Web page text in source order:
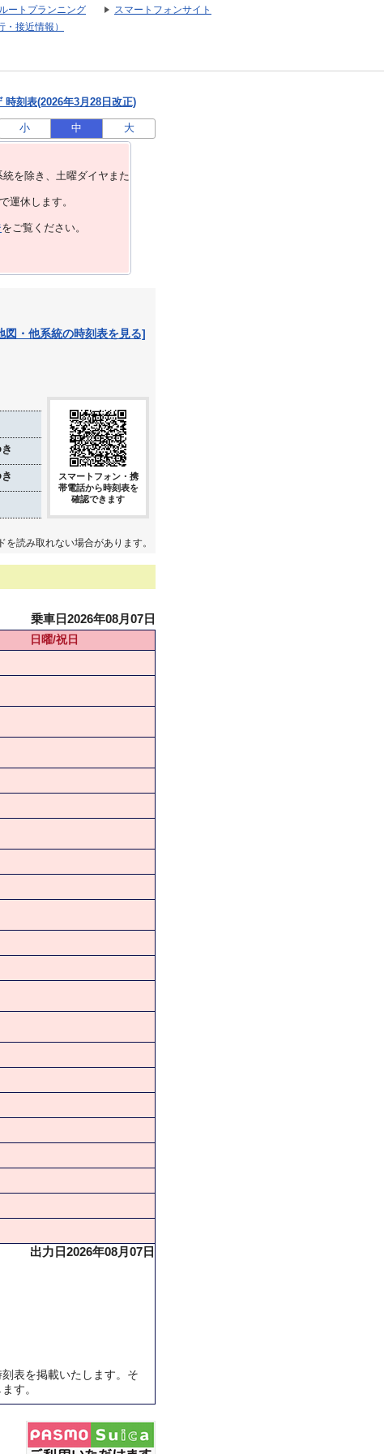
ルートプランニング
スマートフォンサイト
接近情報）
時刻表(2026年3月28日改正)
小 中 大
を除き、⼟曜ダイヤまた
運休します。
をご覧ください。
図・他系統の時刻表を見る]
スマートフォン・携
帯電話から時刻表を
確認できます
読み取れない場合があります。
乗車日2026年08月07日
日曜/祝日
出力日2026年08月07日
表を掲載いたします。そ
す。